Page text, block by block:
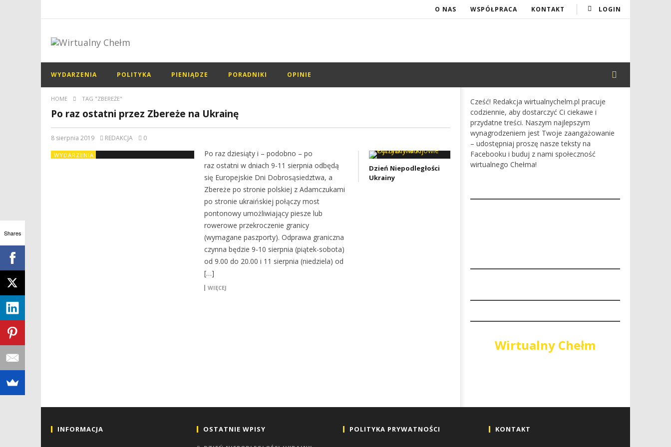
LOGIN
O NAS WSPÓŁPRACA KONTAKT
WYDARZENIA POLITYKA PIENIĄDZE PORADNIKI OPINIE
HOME TAG "ZBEREŻE"
Po raz ostatni przez Zbereże na Ukrainę
8 sierpnia 2019 REDAKCJA 0
WYDARZENIA
Po raz dziesiąty i – podobno – po
raz ostatni w dniach 9-11 sierpnia odbędą
się Europejskie Dni Dobrosąsiedztwa, a
Zbereże po stronie polskiej z Adamczukami
po stronie ukraińskiej połączy most
pontonowy umożliwiający piesze lub
rowerowe przekroczenie granicy
(wymagane paszporty). Odprawa graniczna
czynna będzie 9-10 sierpnia (piątek-sobota)
od 9.00 do 20.00 i 11 sierpnia (niedziela) od
[…]
WIĘCEJ
Dzień Niepodległości
Ukrainy
Cześć! Redakcja wirtualnychelm.pl pracuje
codziennie, aby dostarczyć Ci ciekawe i
przydatne treści. Naszym najlepszym
wynagrodzeniem jest Twoje zaangażowanie
– udostępniaj proszę nasze teksty na
Facebooku i buduj z nami społeczność
wirtualnego Chełma!
Wirtualny Chełm
INFORMACJA OSTATNIE WPISY POLITYKA PRYWATNOŚCI KONTAKT
Shares